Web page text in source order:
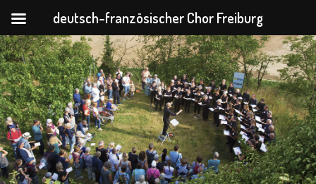
Zum
Inhalt
springen
deutsch-französischer Chor Freiburg